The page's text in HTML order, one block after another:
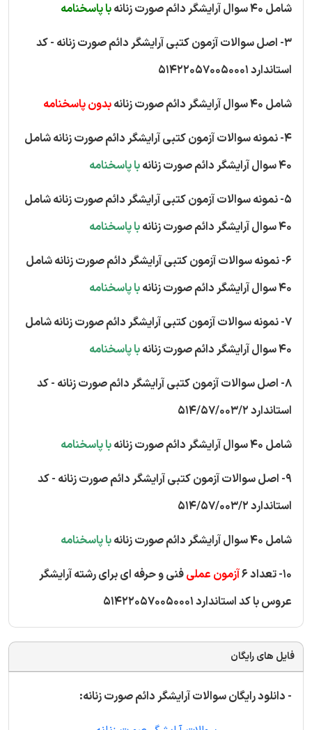
شامل 40 سوال آرایشگر دائم صورت زنانه با پاسخنامه
3- اصل سوالات آزمون کتبی آرایشگر دائم صورت زنانه - کد
استاندارد 514220570050001
شامل 40 سوال آرایشگر دائم صورت زنانه بدون پاسخنامه
4- نمونه سوالات آزمون کتبی آرایشگر دائم صورت زنانه شامل
40 سوال آرایشگر دائم صورت زنانه
با پاسخنامه
5- نمونه سوالات آزمون کتبی آرایشگر دائم صورت زنانه شامل
40 سوال آرایشگر دائم صورت زنانه
با پاسخنامه
6- نمونه سوالات آزمون کتبی آرایشگر دائم صورت زنانه شامل
40 سوال آرایشگر دائم صورت زنانه
با پاسخنامه
7- نمونه سوالات آزمون کتبی آرایشگر دائم صورت زنانه شامل
40 سوال آرایشگر دائم صورت زنانه
با پاسخنامه
8- اصل سوالات آزمون کتبی آرایشگر دائم صورت زنانه - کد
استاندارد 514/57/003/2
شامل 40 سوال آرایشگر دائم صورت زنانه با پاسخنامه
9- اصل سوالات آزمون کتبی آرایشگر دائم صورت زنانه - کد
استاندارد 514/57/003/2
شامل 40 سوال آرایشگر دائم صورت زنانه با پاسخنامه
10- تعداد 6 آزمون عملیفنی و حرفه ای برای رشته آرایشگر
عروس با کد استاندارد 514220570050001
فایل های رایگان
- دانلود رایگان سوالات آرایشگر دائم صورت زنانه: